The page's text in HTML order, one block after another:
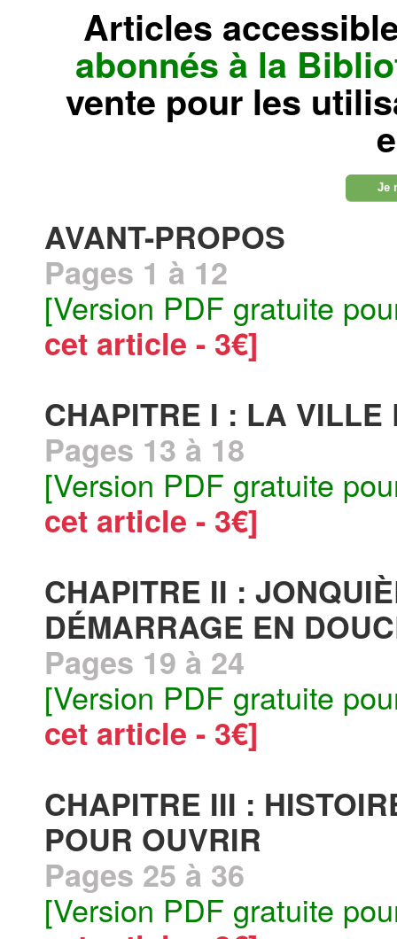
Articles
abonnés à la
vente pour les
Je
AVANT-PROPOS
Pages 1 à 12
[Version PDF gratuite
cet article - 3€]
CHAPITRE I : LA VILLE
Pages 13 à 18
[Version PDF gratuite
cet article - 3€]
CHAPITRE II :
DÉMARRAGE EN
Pages 19 à 24
[Version PDF gratuite
cet article - 3€]
CHAPITRE III :
POUR OUVRIR
Pages 25 à 36
[Version PDF gratuite